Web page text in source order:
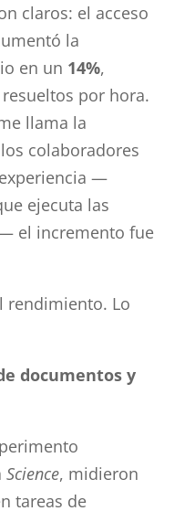
claros: el acceso
la
en un 14%,
por hora.
llama la
colaboradores
—
ejecuta las
el incremento fue
rendimiento. Lo
documentos y
Science, midieron
tareas de